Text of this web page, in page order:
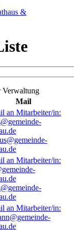
&
Verwaltung
Mail